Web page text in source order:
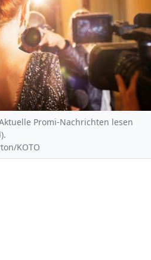
Promi-Nachrichten lesen
KOTO